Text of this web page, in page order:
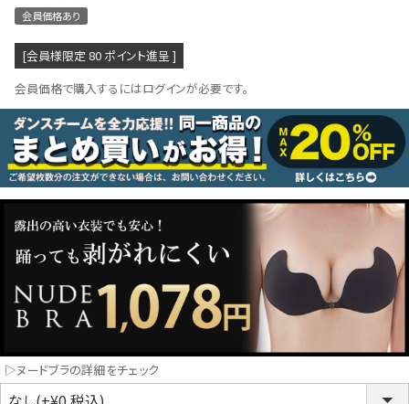
LINE連携でクーポンもらえる!!
同一商品まとめ買いキャンペーン
浴衣
コスプレ
クリスマス
ランジェ
会員価格あり
[会員様限定 80 ポイント進呈 ]
会員価格で購入するにはログインが必要です。
▷ヌードブラの詳細をチェック